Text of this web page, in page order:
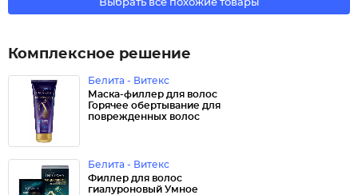
Выбрать все похожие товары
Комплексное решение
Белита - Витекс
Маска-филлер для волос
Горячее обертывание для
поврежденных волос
Белита - Витекс
Филлер для волос
гиалуроновый Умное